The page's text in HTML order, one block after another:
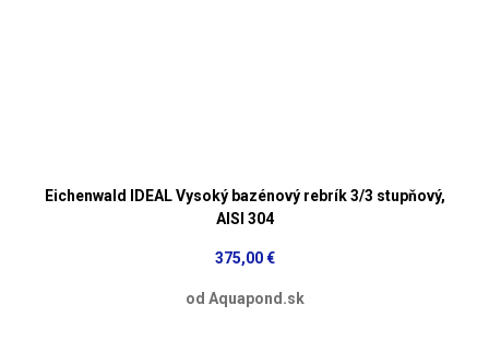
Eichenwald IDEAL Vysoký bazénový rebrík 3/3 stupňový,
AISI 304
375,00 €
od Aquapond.sk